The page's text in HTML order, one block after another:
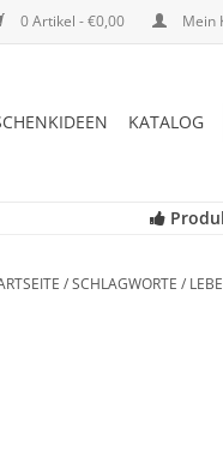
0 Artikel - €0,00 Mein
KATALOG
/SCHLAGWORTE /